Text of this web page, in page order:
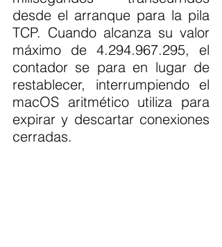
desde el arranque para la pila
TCP. Cuando alcanza su valor
máximo de 4.294.967.295, el
contador se para en lugar de
restablecer, interrumpiendo el
macOS aritmético utiliza para
expirar y descartar conexiones
cerradas.